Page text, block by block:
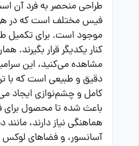
فیس مختلف است که در
موجود است. برای تکمیل
کنار یکدیگر قرار بگیرند.
مشاهده می‌کنید، این
دقیق و طبیعی است که با
کامل و چشم‌نوازی
باعث شده تا محصول برای
هماهنگی نیاز دارند، مانند
آسانسور، و فضاهای لوکس